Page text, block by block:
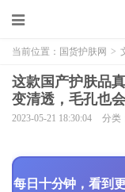
当前位置： 国货护肤网 >
这款国产护肤品
变清透，毛孔也
2023-05-21 18:30:04 分类
每日十分钟，看到